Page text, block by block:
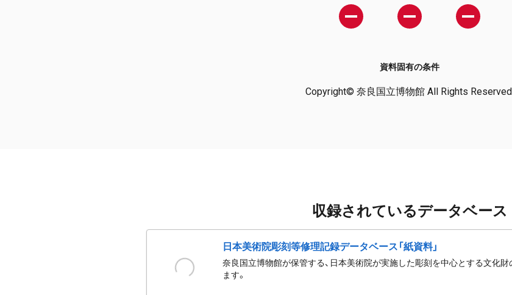
資料固有の条件
Copyright© 奈良国立博物館 All Rights
収録されているデータベース
日本美術院彫刻等修理記録データベース「紙資料」
奈良国立博物館が保管する、日本美術院が実施した彫刻を中心とする文化財
ます。